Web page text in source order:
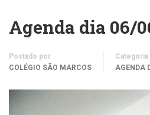
Agenda dia 06/
Postado por
COLÉGIO SÃO MARCOS
Categoria
AGENDA